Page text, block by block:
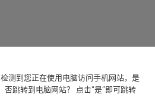
检测到您正在使用电脑访问手机网站，是
否跳转到电脑网站？ 点击“是”即可跳转